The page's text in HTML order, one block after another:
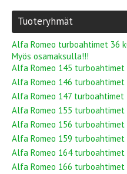
Tuoteryhmät
Alfa Romeo turboahtimet 36
Myös osamaksulla!!!
Alfa Romeo 145 turboahtimet
Alfa Romeo 146 turboahtimet
Alfa Romeo 147 turboahtimet
Alfa Romeo 155 turboahtimet
Alfa Romeo 156 turboahtimet
Alfa Romeo 159 turboahtimet
Alfa Romeo 164 turboahtimet
Alfa Romeo 166 turboahtimet